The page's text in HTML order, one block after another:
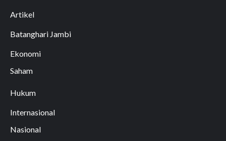
Artikel
Batanghari Jambi
Ekonomi
Saham
Hukum
Internasional
Nasional